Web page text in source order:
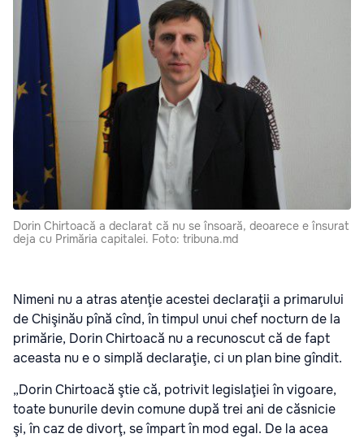
Dorin Chirtoacă a declarat că nu se însoară, deoarece e însurat
deja cu Primăria capitalei. Foto: tribuna.md
Nimeni nu a atras atenţie acestei declaraţii a primarului
de Chişinău pînă cînd, în timpul unui chef nocturn de la
primărie, Dorin Chirtoacă nu a recunoscut că de fapt
aceasta nu e o simplă declaraţie, ci un plan bine gîndit.
„Dorin Chirtoacă ştie că, potrivit legislaţiei în vigoare,
toate bunurile devin comune după trei ani de căsnicie
şi, în caz de divorţ, se împart în mod egal. De la acea